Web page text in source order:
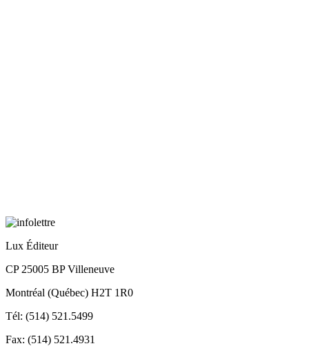
Lux Éditeur
CP 25005 BP Villeneuve
Montréal (Québec) H2T 1R0
Tél: (514) 521.5499
Fax: (514) 521.4931